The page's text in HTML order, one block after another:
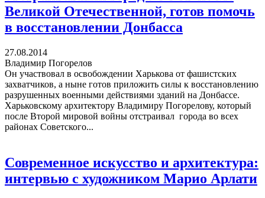
Великой Отечественной, готов помочь
в восстановлении Донбасса
27.08.2014
Владимир Погорелов
Он участвовал в освобождении Харькова от фашистских
захватчиков, а ныне готов приложить силы к восстановлению
разрушенных военными действиями зданий на Донбассе.
Харьковскому архитектору Владимиру Погорелову, который
после Второй мировой войны отстраивал города во всех
районах Советского...
Современное искусство и архитектура:
интервью с художником Марио Арлати